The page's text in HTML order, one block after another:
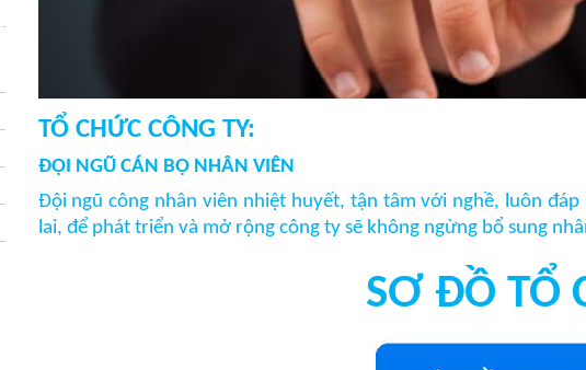
TỔ CHỨC CÔNG TY:
ĐỘI NGŨ CÁN BỘ NHÂN VIÊN
Đội ngũ công nhân viên nhiệt huyết, tận tâm với nghề, luôn
lai, để phát triển và mở rộng công ty sẽ không ngừng bổ sung
SƠ ĐỒ TỔ